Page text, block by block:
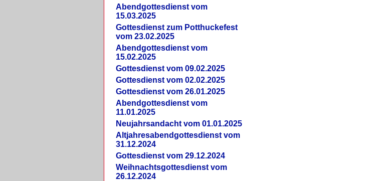
Abendgottesdienst vom
15.03.2025
Gottesdienst zum Potthuckefest
vom 23.02.2025
Abendgottesdienst vom
15.02.2025
Gottesdienst vom 09.02.2025
Gottesdienst vom 02.02.2025
Gottesdienst vom 26.01.2025
Abendgottesdienst vom
11.01.2025
Neujahrsandacht vom 01.01.2025
Altjahresabendgottesdienst vom
31.12.2024
Gottesdienst vom 29.12.2024
Weihnachtsgottesdienst vom
26.12.2024